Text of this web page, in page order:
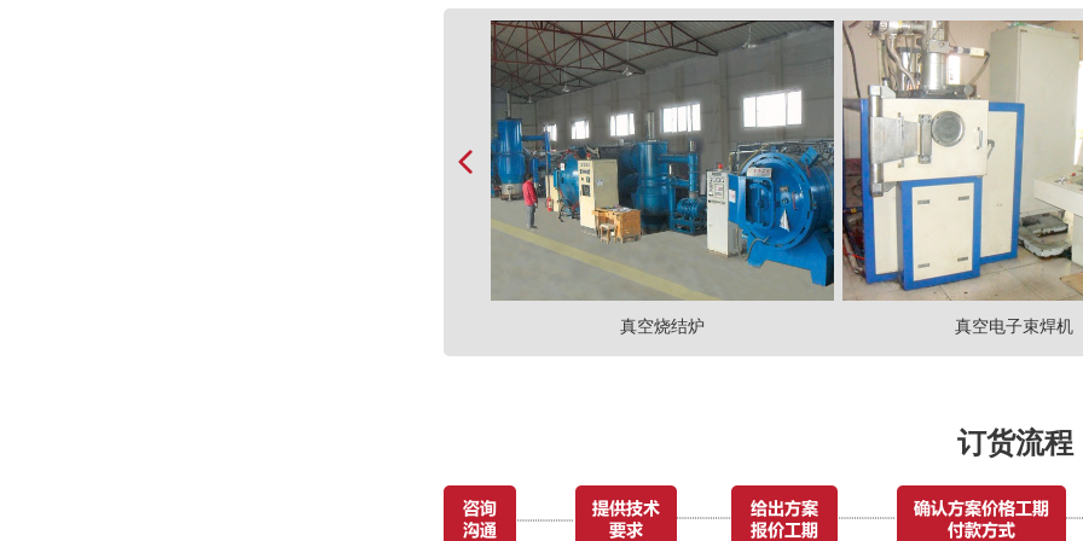
真空烧结炉 真空电子束焊机
订货流程